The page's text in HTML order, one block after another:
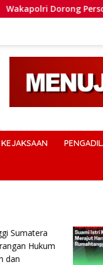
Dorong Personel
KEJAKSAAN